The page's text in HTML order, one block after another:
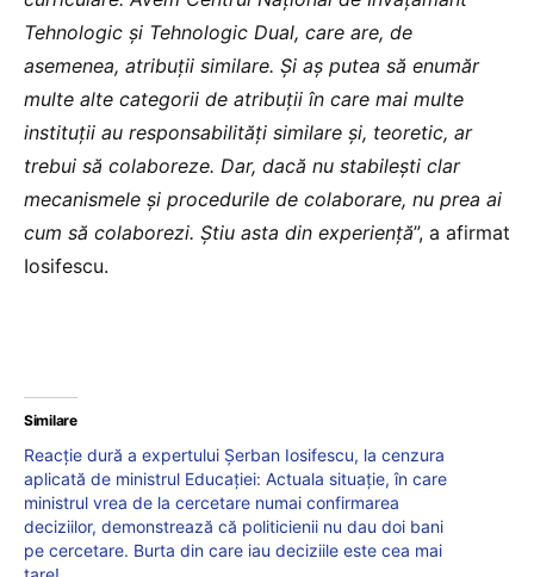
Tehnologic și Tehnologic Dual, care are, de
asemenea, atribuții similare. Și aș putea să enumăr
multe alte categorii de atribuții în care mai multe
instituții au responsabilități similare și, teoretic, ar
trebui să colaboreze. Dar, dacă nu stabilești clar
mecanismele și procedurile de colaborare, nu prea ai
cum să colaborezi. Știu asta din experiență”, a afirmat
Iosifescu.
Similare
Reacție dură a expertului Șerban Iosifescu, la cenzura
aplicată de ministrul Educației: Actuala situație, în care
ministrul vrea de la cercetare numai confirmarea
deciziilor, demonstrează că politicienii nu dau doi bani
pe cercetare. Burta din care iau deciziile este cea mai